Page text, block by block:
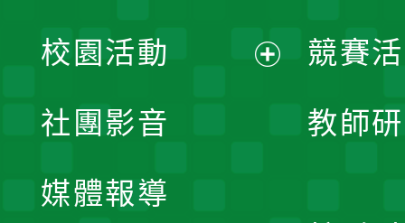
競賽
教師
開
校園活動
社團影音
媒體報導